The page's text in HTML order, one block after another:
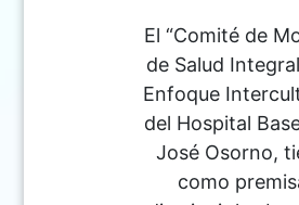
El “Comité de
de Salud
Enfoque
del Hospital
José Osorno,
como